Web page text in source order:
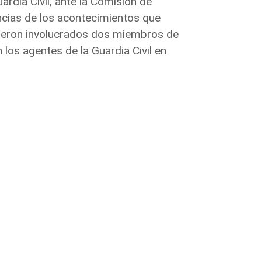
de los acontecimientos que
involucrados dos miembros de
agentes de la Guardia Civil en